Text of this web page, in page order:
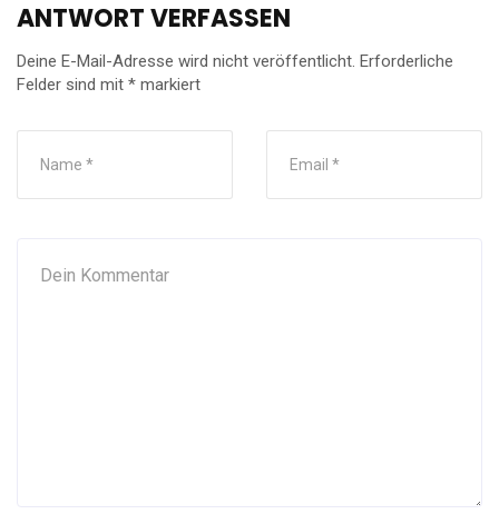
ANTWORT VERFASSEN
Deine E-Mail-Adresse wird nicht veröffentlicht. Erforderliche
Felder sind mit * markiert